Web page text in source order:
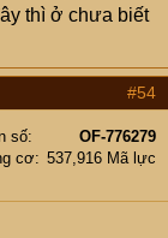
thì ở chưa biết
#54
số
OF-776279
cơ
537,916 Mã lực